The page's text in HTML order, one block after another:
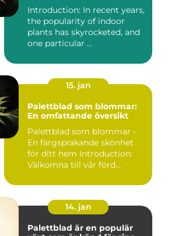
Introduction: In recent years,
the popularity of indoor
plants has skyrocketed, and
one particular ...
15. jan
Palettblad som blommar:
En omfattande översikt
Palettblad som blommar -
En färgsprakande skönhet
för ditt hem Introduction:
Välkomna till vår förd...
14. jan
Palettblad är en populär